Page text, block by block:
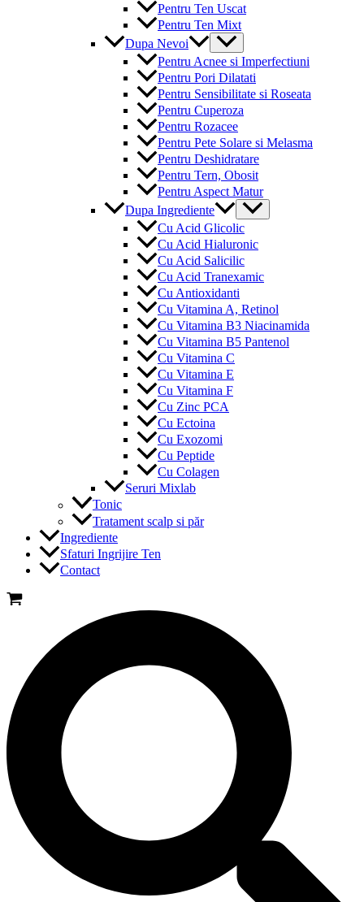
Pentru Ten Uscat
Pentru Ten Mixt
Dupa Nevoi
Menu
Toggle
Pentru Acnee si Imperfectiuni
Pentru Pori Dilatati
Pentru Sensibilitate si Roseata
Pentru Cuperoza
Pentru Rozacee
Pentru Pete Solare si Melasma
Pentru Deshidratare
Pentru Tern, Obosit
Pentru Aspect Matur
Dupa Ingrediente
Menu
Toggle
Cu Acid Glicolic
Cu Acid Hialuronic
Cu Acid Salicilic
Cu Acid Tranexamic
Cu Antioxidanti
Cu Vitamina A, Retinol
Cu Vitamina B3 Niacinamida
Cu Vitamina B5 Pantenol
Cu Vitamina C
Cu Vitamina E
Cu Vitamina F
Cu Zinc PCA
Cu Ectoina
Cu Exozomi
Cu Peptide
Cu Colagen
Seruri Mixlab
Tonic
Tratament scalp si păr
Ingrediente
Sfaturi Ingrijire Ten
Contact